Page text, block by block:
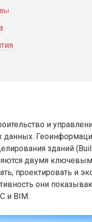
и
данных.
зданий
двумя
проектировать и
они
и BIM.